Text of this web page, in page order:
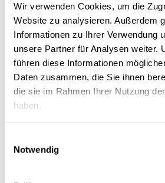
Wir verwenden Cookies, um die
Website zu analysieren. Außerdem
Informationen zu Ihrer Verwendung
unsere Partner für Analysen weiter.
führen diese Informationen
Daten zusammen, die Sie ihnen
die sie im Rahmen Ihrer Nutzung
haben.
Notwendig